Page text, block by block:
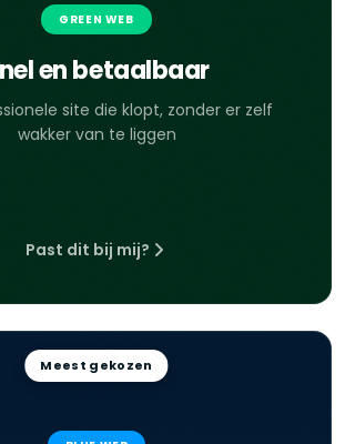
GREEN WEB
en betaalbaar
site die klopt, zonder er zelf
wakker van te liggen
Past dit bij mij?
Meest gekozen